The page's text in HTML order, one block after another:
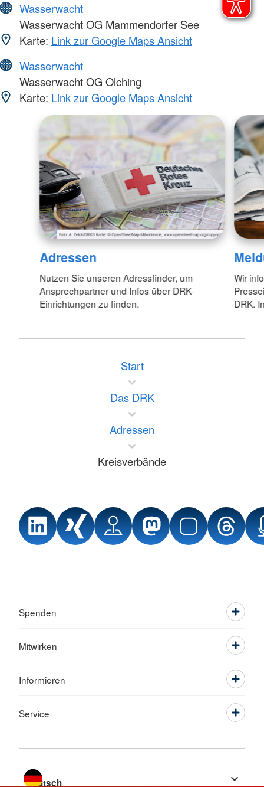
Wasserwacht
Wasserwacht OG Mammendorfer See
Karte: Link zur Google Maps Ansicht
Wasserwacht
Wasserwacht OG Olching
Karte: Link zur Google Maps Ansicht
Adressen
Nutzen Sie unseren Adressfinder, um
Ansprechpartner und Infos über DRK-
Einrichtungen zu finden.
Wir
DRK.
Start
Das DRK
Adressen
Kreisverbände
Spenden
Mitwirken
Informieren
Service
Sprache wechseln zu